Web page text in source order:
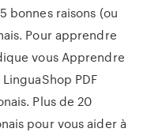
bonnes raisons (ou
Pour apprendre
vous Apprendre
PDF
Plus de 20
pour vous aider à